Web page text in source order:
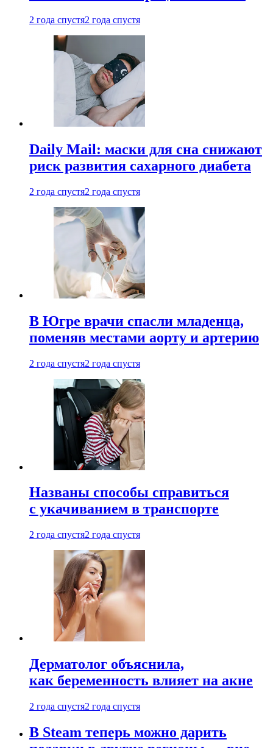
2 года спустя2 года спустя
Daily Mail: маски для сна снижают
риск развития сахарного диабета
2 года спустя2 года спустя
В Югре врачи спасли младенца,
поменяв местами аорту и артерию
2 года спустя2 года спустя
Названы способы справиться
с укачиванием в транспорте
2 года спустя2 года спустя
Дерматолог объяснила,
как беременность влияет на акне
2 года спустя2 года спустя
В Steam теперь можно дарить